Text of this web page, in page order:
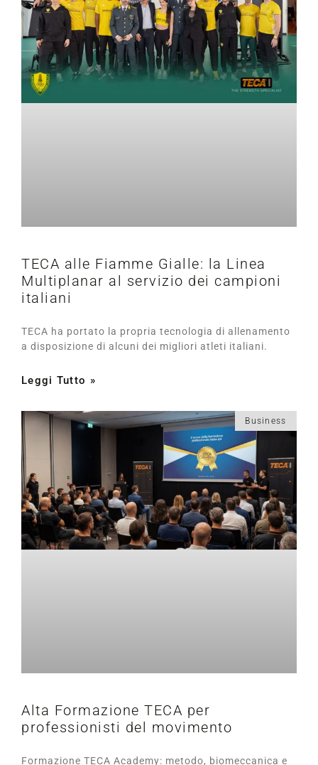
TECA alle Fiamme Gialle: la Linea
Multiplanar al servizio dei campioni
italiani
TECA ha portato la propria tecnologia di allenamento
a disposizione di alcuni dei migliori atleti italiani.
Leggi Tutto »
Business
Alta Formazione TECA per
professionisti del movimento
Formazione TECA Academy: metodo, biomeccanica e